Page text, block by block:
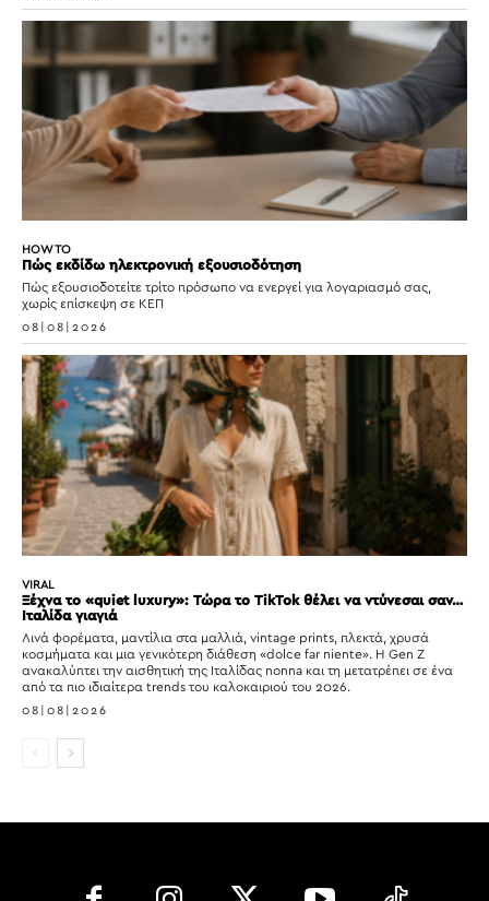
HOW TO
Πώς εκδίδω ηλεκτρονική εξουσιοδότηση
Πώς εξουσιοδοτείτε τρίτο πρόσωπο να ενεργεί για λογαριασμό σας,
χωρίς επίσκεψη σε ΚΕΠ
08|08|2026
VIRAL
Ξέχνα το «quiet luxury»: Τώρα το TikTok θέλει να ντύνεσαι σαν…
Ιταλίδα γιαγιά
Λινά φορέματα, μαντίλια στα μαλλιά, vintage prints, πλεκτά, χρυσά
κοσμήματα και μια γενικότερη διάθεση «dolce far niente». Η Gen Z
ανακαλύπτει την αισθητική της Ιταλίδας nonna και τη μετατρέπει σε ένα
από τα πιο ιδιαίτερα trends του καλοκαιριού του 2026.
08|08|2026